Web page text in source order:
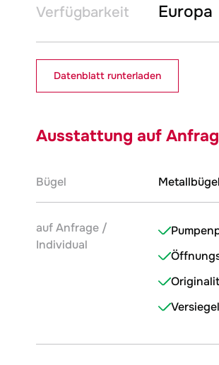
Verfügbarkeit Europa
Datenblatt runterladen
Ausstattung auf
Bügel Metallbügel
auf Anfrage /
Individual